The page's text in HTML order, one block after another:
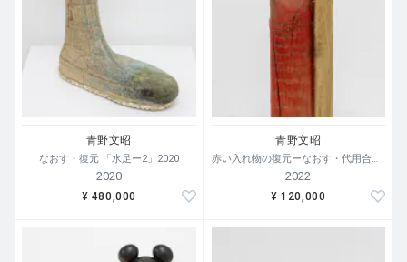
青野文昭
なおす・復元 「水足ー2」2020
2020
¥ 480,000
青野文昭
赤い入れ物の復元ーなおす・代用合体・ 2022
2022
¥ 120,000